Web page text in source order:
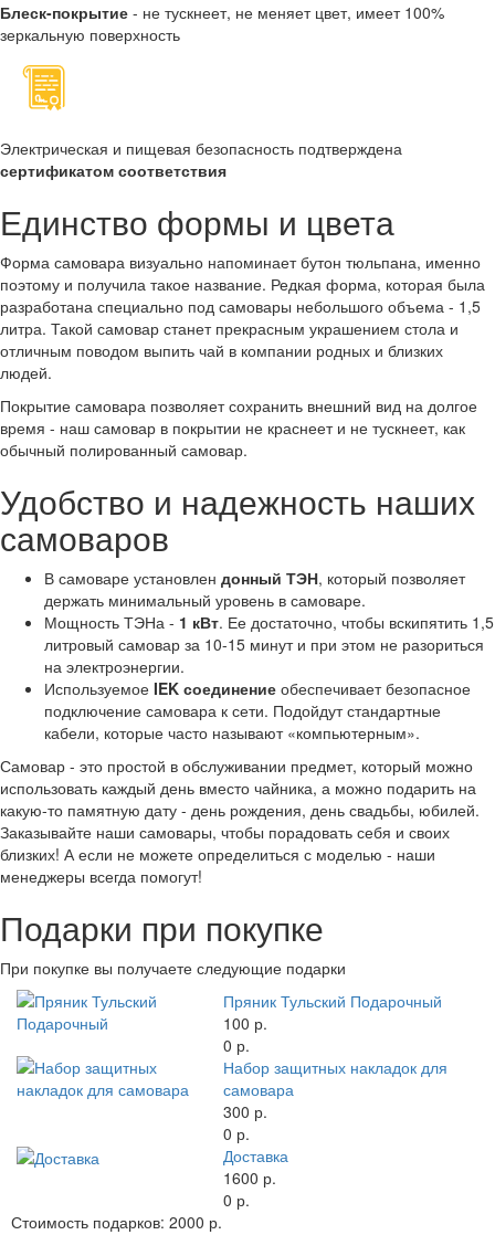
Блеск-покрытие - не тускнеет, не меняет цвет, имеет 100%
зеркальную поверхность
Электрическая и пищевая безопасность подтверждена
сертификатом соответствия
Единство формы и цвета
Форма самовара визуально напоминает бутон тюльпана, именно
поэтому и получила такое название. Редкая форма, которая была
разработана специально под самовары небольшого объема - 1,5
литра. Такой самовар станет прекрасным украшением стола и
отличным поводом выпить чай в компании родных и близких
людей.
Покрытие самовара позволяет сохранить внешний вид на долгое
время - наш самовар в покрытии не краснеет и не тускнеет, как
обычный полированный самовар.
Удобство и надежность наших
самоваров
В самоваре установлен донный ТЭН, который позволяет
держать минимальный уровень в самоваре.
Мощность ТЭНа - 1 кВт. Ее достаточно, чтобы вскипятить 1,5
литровый самовар за 10-15 минут и при этом не разориться
на электроэнергии.
Используемое IEK соединение обеспечивает безопасное
подключение самовара к сети. Подойдут стандартные
кабели, которые часто называют «компьютерным».
Самовар - это простой в обслуживании предмет, который можно
использовать каждый день вместо чайника, а можно подарить на
какую-то памятную дату - день рождения, день свадьбы, юбилей.
Заказывайте наши самовары, чтобы порадовать себя и своих
близких! А если не можете определиться с моделью - наши
менеджеры всегда помогут!
Подарки при покупке
При покупке вы получаете следующие подарки
Пряник Тульский Подарочный
100 р.
0 р.
Набор защитных накладок для
самовара
300 р.
0 р.
Доставка
1600 р.
0 р.
Стоимость подарков: 2000 р.